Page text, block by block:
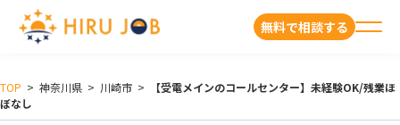
無料で相談する
TOP > 神奈川県 > 川崎市 >
【受電メインのコールセンター】未経験OK/残業ほ
ぼなし